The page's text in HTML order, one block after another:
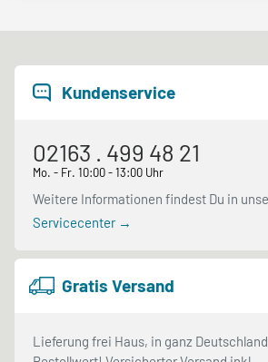
Kundenservice
02163 . 499 48 21
Mo. - Fr. 10:00 - 13:00 Uhr
Weitere Informationen findest Du in
Servicecenter →
Gratis Versand
Lieferung frei Haus, in ganz